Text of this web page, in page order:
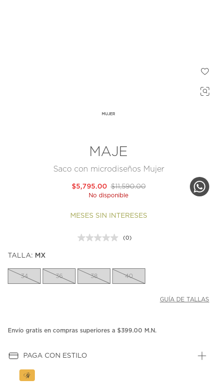
MUJER
MAJE
Saco con microdiseños Mujer
$11,590.00
$5,795.00
No disponible
MESES SIN INTERESES
Sin
la
misma
(0)
TALLA: MX
34 36 38 40
GUÍA DE TALLAS
Envío gratis en compras superiores a $399.00 M.N.
PAGA CON ESTILO